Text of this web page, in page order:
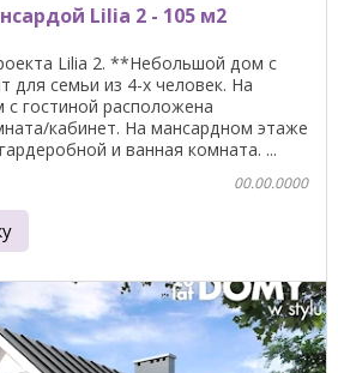
Lilia 2 - 105 м2
Lilia 2. **Небольшой дом с
для семьи из 4-х человек. На
гостиной расположена
кабинет. На мансардном этаже
и ванная комната. ...
00.00.0000